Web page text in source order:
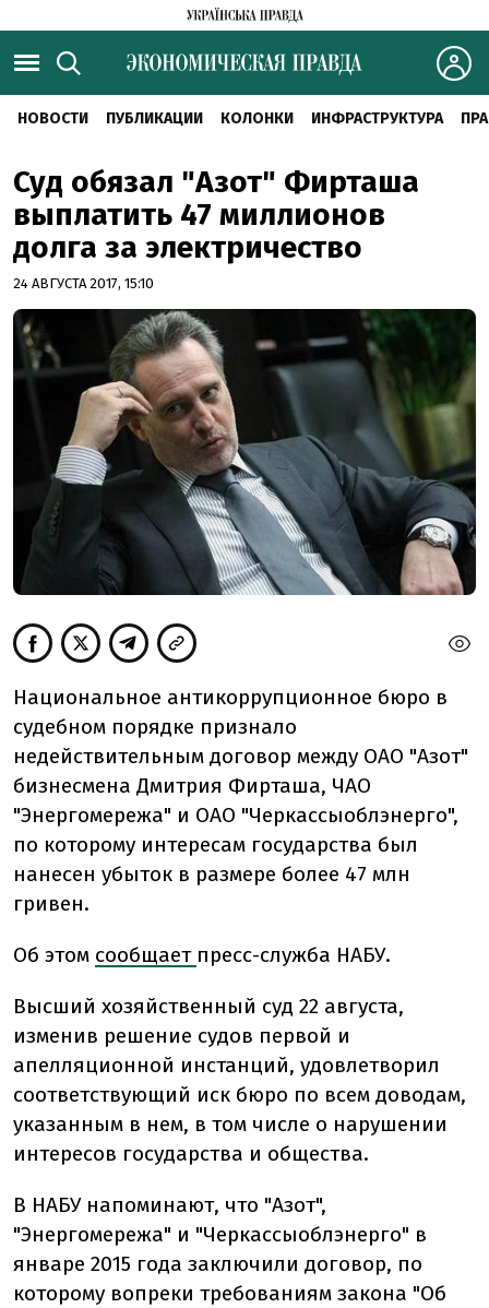
НОВОСТИ ПУБЛИКАЦИИ КОЛОНКИ ИНФРАСТРУКТУРА
Суд обязал "Азот" Фирташа
выплатить 47 миллионов
долга за электричество
24 АВГУСТА 2017, 15:10
Национальное антикоррупционное бюро в
судебном порядке признало
недействительным договор между ОАО "Азот"
бизнесмена Дмитрия Фирташа, ЧАО
"Энергомережа" и ОАО "Черкассыоблэнерго",
по которому интересам государства был
нанесен убыток в размере более 47 млн ​​
гривен.
Об этом сообщает пресс-служба НАБУ.
Высший хозяйственный суд 22 августа,
изменив решение судов первой и
апелляционной инстанций, удовлетворил
соответствующий иск бюро по всем доводам,
указанным в нем, в том числе о нарушении
интересов государства и общества.
В НАБУ напоминают, что "Азот",
"Энергомережа" и "Черкассыоблэнерго" в
январе 2015 года заключили договор, по
которому вопреки требованиям закона "Об